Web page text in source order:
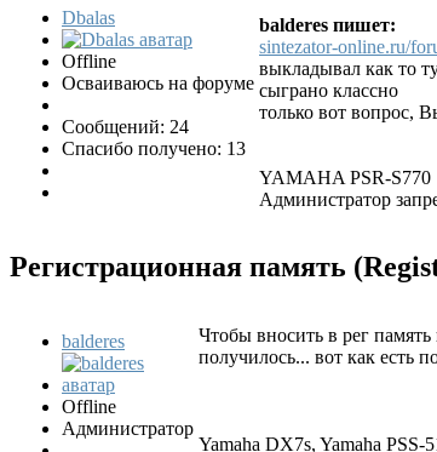
Dbalas
Offline
Осваиваюсь на форуме
Сообщений: 24
Спасибо получено: 13
balderes пишет:
sintezator-online.ru/
выкладывал как то
сыграно классно
только вот вопрос,
YAMAHA PSR-S770
Администратор
Регистрационная память
balderes
Offline
Администратор
Чтобы вносить в рег
получилось... вот как есть
Yamaha DX7s, Yamaha PSS-